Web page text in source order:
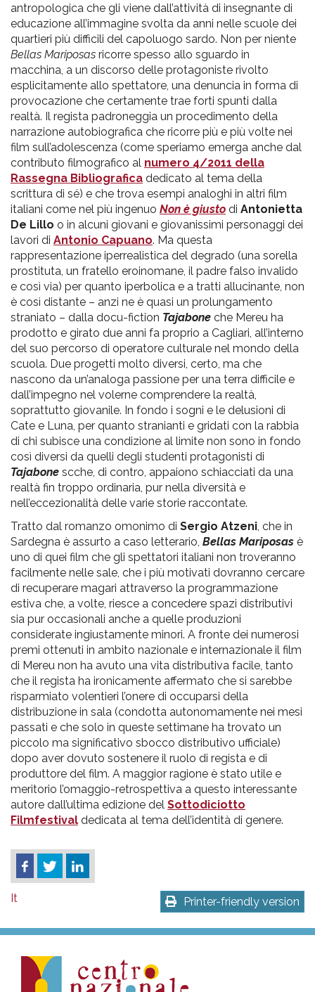
antropologica che gli viene dall’attività di insegnante di
educazione all’immagine svolta da anni nelle scuole dei
quartieri più difficili del capoluogo sardo. Non per niente
Bellas Mariposas ricorre spesso allo sguardo in
macchina, a un discorso delle protagoniste rivolto
esplicitamente allo spettatore, una denuncia in forma di
provocazione che certamente trae forti spunti dalla
realtà. Il regista padroneggia un procedimento della
narrazione autobiografica che ricorre più e più volte nei
film sull’adolescenza (come speriamo emerga anche dal
contributo filmografico al numero 4/2011 della
Rassegna Bibliografica dedicato al tema della
scrittura di sé) e che trova esempi analoghi in altri film
italiani come nel più ingenuo Non è giusto di Antonietta
De Lillo o in alcuni giovani e giovanissimi personaggi dei
lavori di Antonio Capuano. Ma questa
rappresentazione iperrealistica del degrado (una sorella
prostituta, un fratello eroinomane, il padre falso invalido
e così via) per quanto iperbolica e a tratti allucinante, non
è così distante – anzi ne è quasi un prolungamento
straniato – dalla docu-fiction Tajabone che Mereu ha
prodotto e girato due anni fa proprio a Cagliari, all’interno
del suo percorso di operatore culturale nel mondo della
scuola. Due progetti molto diversi, certo, ma che
nascono da un’analoga passione per una terra difficile e
dall’impegno nel volerne comprendere la realtà,
soprattutto giovanile. In fondo i sogni e le delusioni di
Cate e Luna, per quanto stranianti e gridati con la rabbia
di chi subisce una condizione al limite non sono in fondo
così diversi da quelli degli studenti protagonisti di
Tajabone scche, di contro, appaiono schiacciati da una
realtà fin troppo ordinaria, pur nella diversità e
nell’eccezionalità delle varie storie raccontate.
Tratto dal romanzo omonimo di Sergio Atzeni, che in
Sardegna è assurto a caso letterario, Bellas Mariposas è
uno di quei film che gli spettatori italiani non troveranno
facilmente nelle sale, che i più motivati dovranno cercare
di recuperare magari attraverso la programmazione
estiva che, a volte, riesce a concedere spazi distributivi
sia pur occasionali anche a quelle produzioni
considerate ingiustamente minori. A fronte dei numerosi
premi ottenuti in ambito nazionale e internazionale il film
di Mereu non ha avuto una vita distributiva facile, tanto
che il regista ha ironicamente affermato che si sarebbe
risparmiato volentieri l’onere di occuparsi della
distribuzione in sala (condotta autonomamente nei mesi
passati e che solo in queste settimane ha trovato un
piccolo ma significativo sbocco distributivo ufficiale)
dopo aver dovuto sostenere il ruolo di regista e di
produttore del film. A maggior ragione è stato utile e
meritorio l’omaggio-retrospettiva a questo interessante
autore dall’ultima edizione del Sottodiciotto
Filmfestival dedicata al tema dell’identità di genere.
Printer-friendly version
It